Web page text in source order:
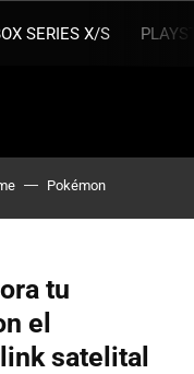
SERIES X/S
Pokémon
tu
el
satelital